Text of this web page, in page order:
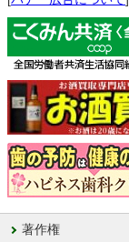
著作権